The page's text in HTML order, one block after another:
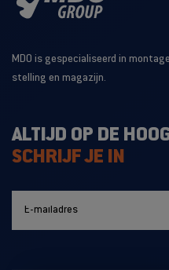
MDO is gespecialiseerd in
stelling en magazijn.
ALTIJD OP DE
SCHRIJF JE IN